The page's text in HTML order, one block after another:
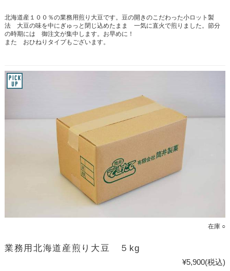
北海道産１００％の業務用煎り大豆です。豆の開きのこだわった小ロット製
法 大豆の味を中にぎゅっと閉じ込めたまま 一気に直火で煎りました。節分
の時期には 御注文が集中します。お早めに！
また おひねりタイプもございます。
在庫 ○
業務用北海道産煎り大豆 ５kg
¥5,900(税込)